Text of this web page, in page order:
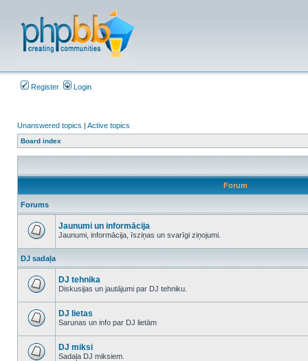
Register Login
Unanswered topics | Active topics
Board index
Forum
Forums
unread
posts
Jaunumi un informācija
Jaunumi, informācija, īsziņas un svarīgi ziņojumi.
DJ sadaļa
unread
posts
DJ tehnika
Diskusijas un jautājumi par DJ tehniku.
unread
posts
DJ lietas
Sarunas un info par DJ lietām
DJ miksi
Sadaļa DJ miksiem.